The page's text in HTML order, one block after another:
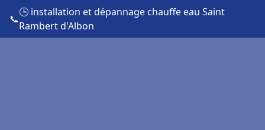
📞
🕒 installation et dépannage chauffe eau Saint
Rambert d'Albon